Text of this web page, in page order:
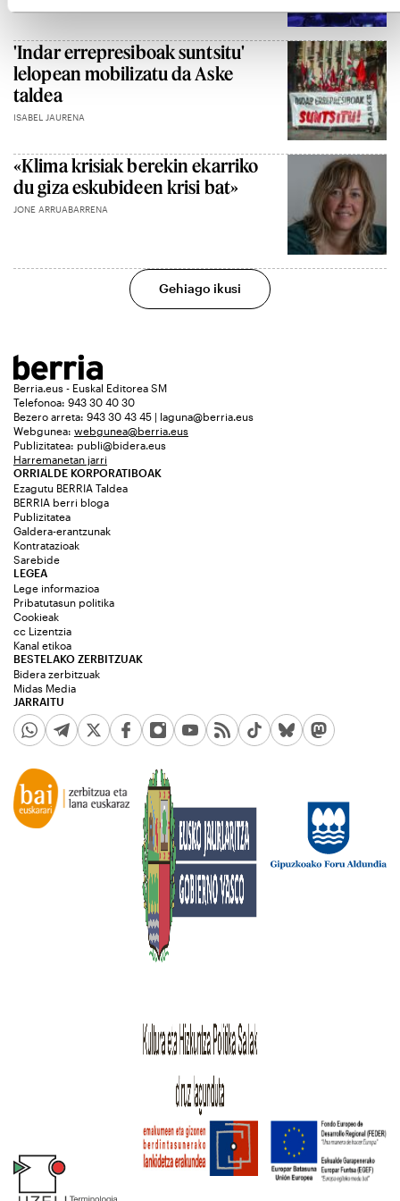
'Indar errepresiboak suntsitu'
lelopean mobilizatu da Aske
taldea
ISABEL JAURENA
«Klima krisiak berekin ekarriko
du giza eskubideen krisi bat»
JONE ARRUABARRENA
Gehiago ikusi
Berria.eus - Euskal Editorea SM
Telefonoa: 943 30 40 30
Bezero arreta: 943 30 43 45 | laguna@berria.eus
Webgunea: webgunea@berria.eus
Publizitatea: publi@bidera.eus
Harremanetan jarri
ORRIALDE KORPORATIBOAK
Ezagutu BERRIA Taldea
BERRIA berri bloga
Publizitatea
Galdera-erantzunak
Kontratazioak
Sarebide
JARRAITU
LEGEA
Lege informazioa
Pribatutasun politika
Cookieak
cc Lizentzia
Kanal etikoa
BESTELAKO ZERBITZUAK
Bidera zerbitzuak
Midas Media